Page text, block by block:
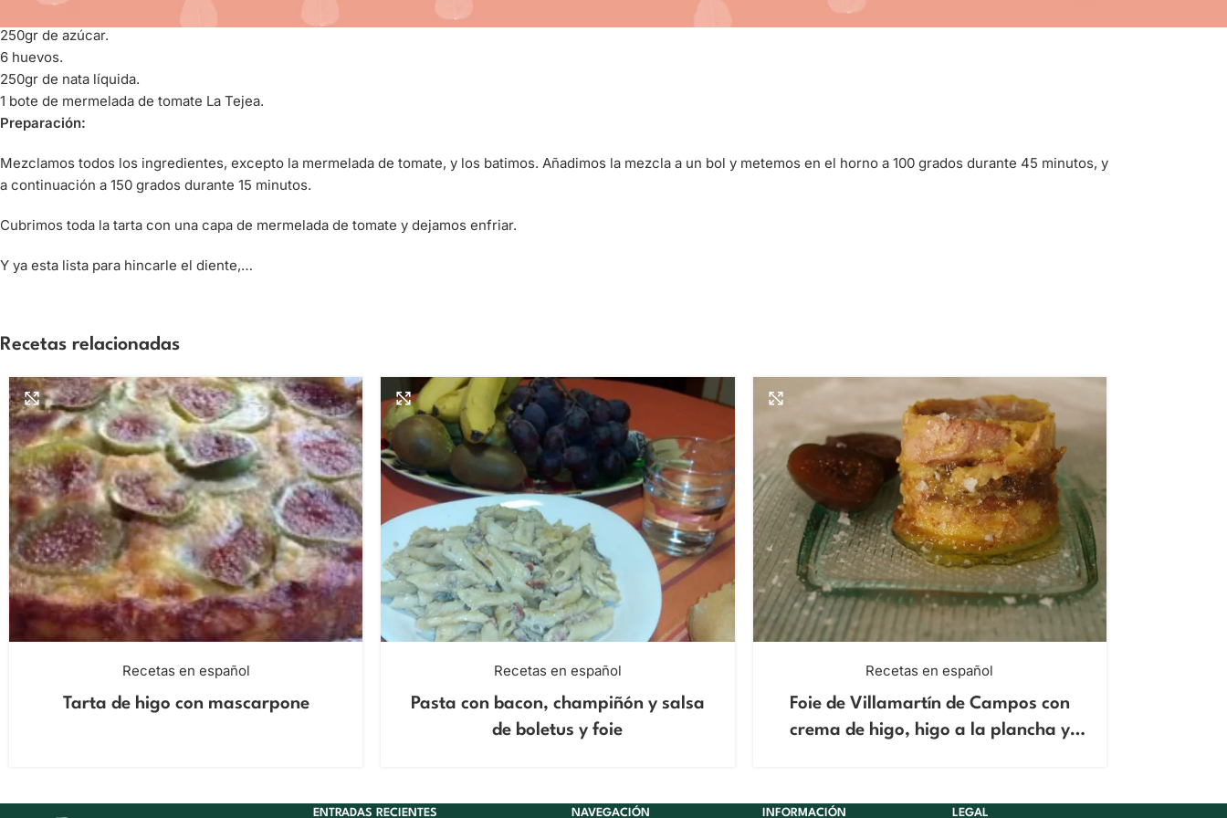
250gr de azúcar.
6 huevos.
250gr de nata líquida.
1 bote de mermelada de tomate La Tejea.
Preparación:
Mezclamos todos los ingredientes, excepto la mermelada de tomate, y los batimos. Añadimos la mezcla a un bol y metemos en el horno a 100 grados durante 45 minutos, y
a continuación a 150 grados durante 15 minutos.
Cubrimos toda la tarta con una capa de mermelada de tomate y dejamos enfriar.
Y ya esta lista para hincarle el diente,…
Recetas relacionadas
Recetas en español
Tarta de higo con mascarpone
Recetas en español
Pasta con bacon, champiñón y salsa
de boletus y foie
Recetas en español
Foie de Villamartín de Campos con
crema de higo, higo a la plancha y
ENTRADAS RECIENTES NAVEGACIÓN INFORMACIÓN LEGAL